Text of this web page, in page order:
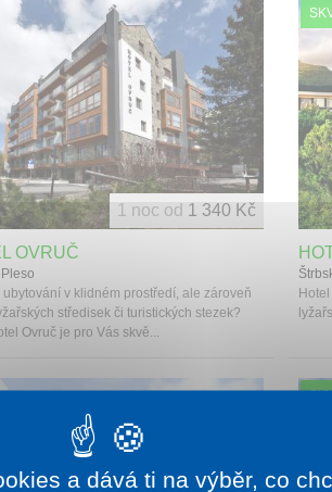
OVRUČ
ubytování v klidném prostředí, ale zároveň
středisek či turistických stezek?
Ovruč je pro Vás skvě...
1 noc od 1 340 Kč
a dává ti na výběr, co